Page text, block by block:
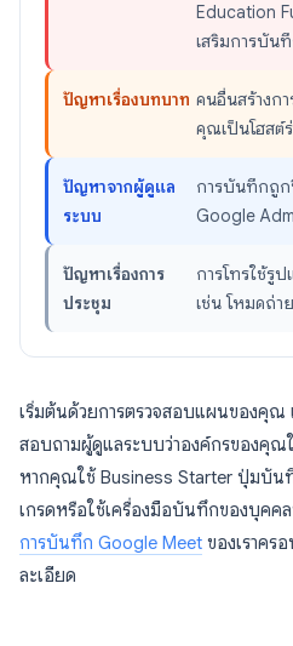
Education
เสริมการบัน
ปัญหาเรื่องบทบาท คนอื่นสร้างก
คุณเป็นโฮสต์
ปัญหาจากผู้ดูแล
ระบบ
การบันทึกถูก
Google
ปัญหาเรื่องการ
ประชุม
การโทรใช้รู
เช่น โหมดถ่า
เริ่มต้นด้วยการตรวจสอบแผนของคุณ
สอบถามผู้ดูแลระบบว่าองค์กรของคุณ
หากคุณใช้ Business Starter ปุ่มบัน
เกรดหรือใช้เครื่องมือบันทึกของบุคค
การบันทึก Google Meet ของเราคร
ละเอียด